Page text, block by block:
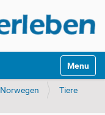
Toggle
Norwegen
Tiere